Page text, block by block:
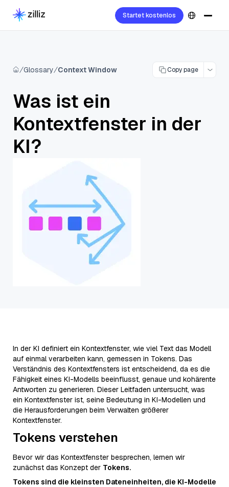
Startet kostenlos
Glossary Context Window Copy page
Was ist ein
Kontextfenster in der
KI?
In der KI definiert ein Kontextfenster, wie viel Text das Modell
auf einmal verarbeiten kann, gemessen in Tokens. Das
Verständnis des Kontextfensters ist entscheidend, da es die
Fähigkeit eines KI-Modells beeinflusst, genaue und kohärente
Antworten zu generieren. Dieser Leitfaden untersucht, was
ein Kontextfenster ist, seine Bedeutung in KI-Modellen und
die Herausforderungen beim Verwalten größerer
Kontextfenster.
Tokens verstehen
Bevor wir das Kontextfenster besprechen, lernen wir
zunächst das Konzept der Tokens.
Tokens sind die kleinsten Dateneinheiten, die KI-Modelle